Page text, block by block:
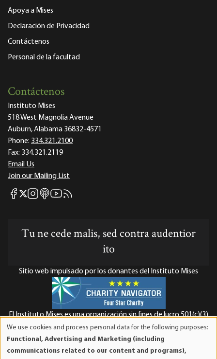
Apoya a Mises
Declaración de Privacidad
Contáctenos
Personal de la facultad
Contáctenos
Instituto Mises
518 West Magnolia Avenue
Auburn, Alabama 36832-4571
Phone: 334.321.2100
Fax: 334.321.2119
Email Us
Join our Mailing List
Mises Facebook
Mises X
Mises Instagram
Mises itunes
Mises Youtube
Mises RSS feed
Tu ne cede malis, sed contra audentior
ito
Sitio web impulsado por los donantes del Instituto Mises
El Instituto Mises es una organización sin fines de lucro 501(c)(3)
exenta de impuestos. Las contribuciones son deducibles de
impuestos en la máxima medida que lo permita la ley. ID Fiscal:
52-1263436.
We use cookies and process personal data for the following purposes:
Functional, Advertising and Marketing (including
communications related to our content and programs),